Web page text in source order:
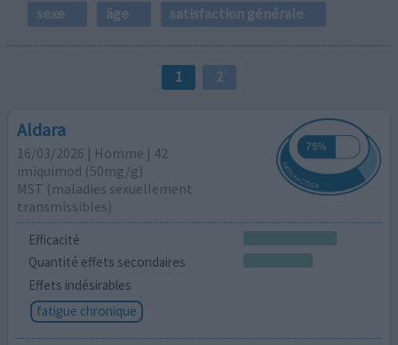
sexe
âge satisfaction générale
1 2
Aldara
16/03/2026 | Homme | 42
imiquimod (50mg/g)
MST (maladies sexuellement
transmissibles)
Efficacité
Quantité effets secondaires
Effets indésirables
fatigue chronique